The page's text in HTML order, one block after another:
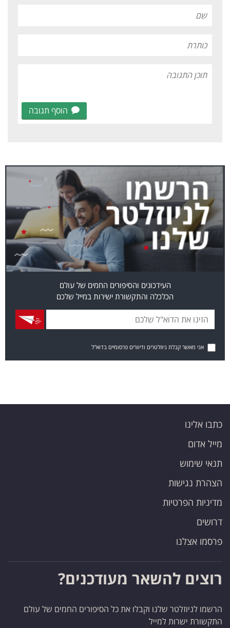
הוסף תגובה
העידכונים והסיפורים החמים של עולם
הכלכלה והתקשורת ישירות במייל שלכם
אני מאשר קבלת ניוזלטרים ודיוורים פרסומיים בדוא"ל
כתבו אלינו
מייל אדום
תנאי שימוש
הצהרת נגישות
מדיניות הפרטיות
דרושים
פרסמו אצלנו
רוצים להשאר מעודכנים?
הרשמו לניוזלטר שלנו וקבלו את כל הסיפורים החמים של עולם
התקשורת ישרות למייל